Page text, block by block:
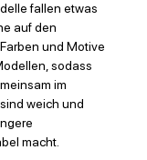
fallen etwas
auf den
und Motive
sodass
im
weich und
macht.